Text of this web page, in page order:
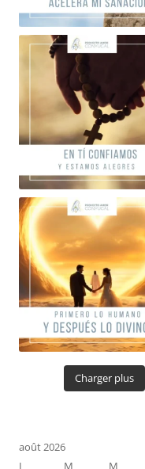
Charger plus
août 2026